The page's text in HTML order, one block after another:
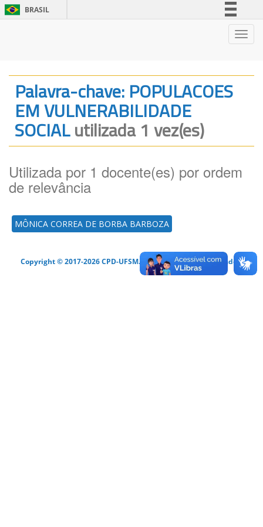
BRASIL
Legislação
Canais
Palavra-chave: POPULACOES
EM VULNERABILIDADE
SOCIALutilizada 1 vez(es)
Utilizada por 1 docente(es) por ordem
de relevância
MÔNICA CORREA DE BORBA BARBOZA
Copyright © 2017-2026 CPD-UFSM. Todos os direitos reservados.